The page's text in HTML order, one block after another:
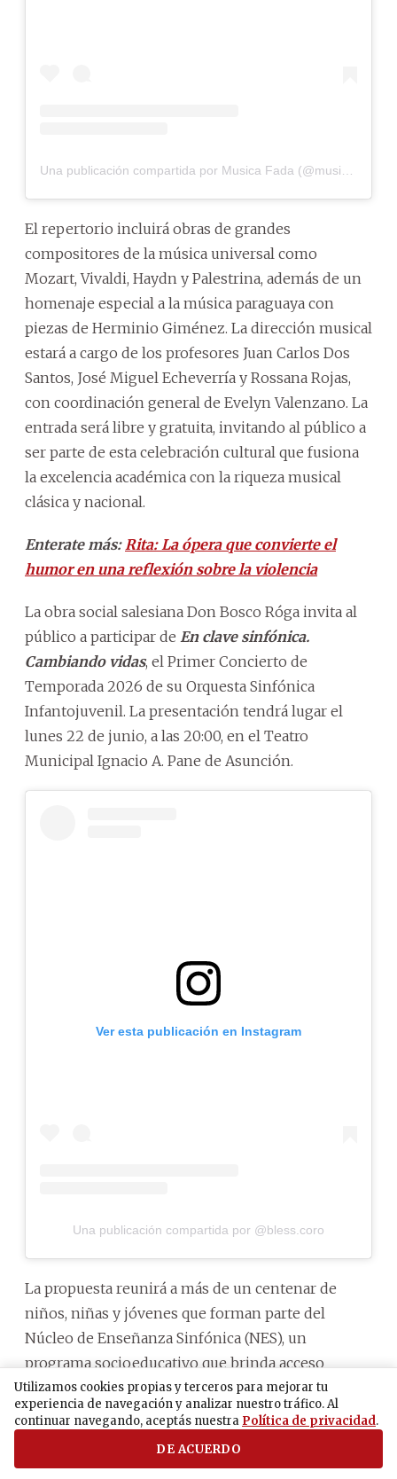
El repertorio incluirá obras de grandes
compositores de la música universal como
Mozart, Vivaldi, Haydn y Palestrina, además de un
homenaje especial a la música paraguaya con
piezas de Herminio Giménez. La dirección musical
estará a cargo de los profesores Juan Carlos Dos
Santos, José Miguel Echeverría y Rossana Rojas,
con coordinación general de Evelyn Valenzano. La
entrada será libre y gratuita, invitando al público a
ser parte de esta celebración cultural que fusiona
la excelencia académica con la riqueza musical
clásica y nacional.
Enterate más: Rita: La ópera que convierte el
humor en una reflexión sobre la violencia
La obra social salesiana Don Bosco Róga invita al
público a participar de En clave sinfónica.
Cambiando vidas, el Primer Concierto de
Temporada 2026 de su Orquesta Sinfónica
Infantojuvenil. La presentación tendrá lugar el
lunes 22 de junio, a las 20:00, en el Teatro
Municipal Ignacio A. Pane de Asunción.
Ver esta publicación en Instagram
Una publicación compartida por @bless.coro
La propuesta reunirá a más de un centenar de
niños, niñas y jóvenes que forman parte del
Núcleo de Enseñanza Sinfónica (NES), un
programa socioeducativo que brinda acceso
gratuito a la formación musical, especialmente a
participantes provenientes de contextos de
Utilizamos cookies propias y terceros para mejorar tu
experiencia de navegación y analizar nuestro tráfico. Al
continuar navegando, aceptás nuestra Política de privacidad.
DE ACUERDO